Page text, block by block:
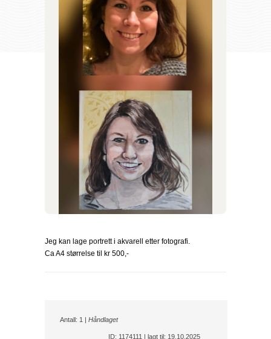
Jeg kan lage portrett i akvarell etter fotografi.
Ca A4 størrelse til kr 500,-
Antall: 1 | Håndlaget
ID: 1174111 | lagt til: 19.10.2025